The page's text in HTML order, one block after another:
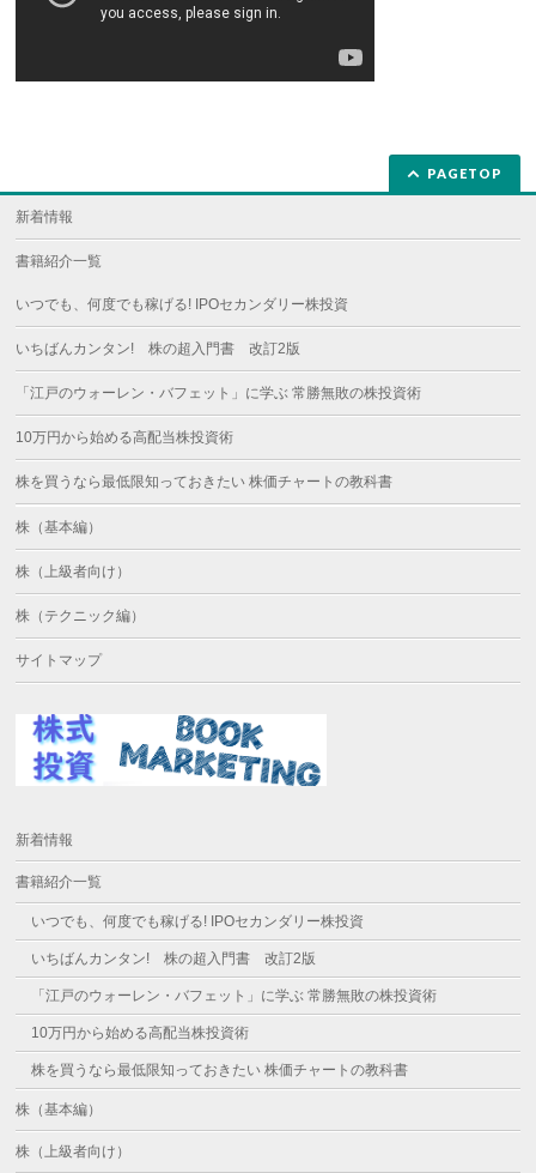
PAGETOP
新着情報
書籍紹介一覧
いつでも、何度でも稼げる! IPOセカンダリー株投資
いちばんカンタン! 株の超入門書 改訂2版
「江戸のウォーレン・バフェット」に学ぶ 常勝無敗の株投資術
10万円から始める高配当株投資術
株を買うなら最低限知っておきたい 株価チャートの教科書
株（基本編）
株（上級者向け）
株（テクニック編）
サイトマップ
新着情報
書籍紹介一覧
いつでも、何度でも稼げる! IPOセカンダリー株投資
いちばんカンタン! 株の超入門書 改訂2版
「江戸のウォーレン・バフェット」に学ぶ 常勝無敗の株投資術
10万円から始める高配当株投資術
株を買うなら最低限知っておきたい 株価チャートの教科書
株（基本編）
株（上級者向け）